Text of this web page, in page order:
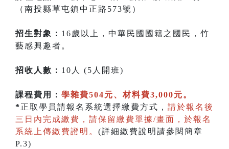
（南投縣草屯鎮中正路573號）
招生對象： 16歲以上，中華民國國籍之國民，竹
藝感興趣者。
招收人數： 10人 (5人開班)
課程費用： 學雜費504元、材料費3,000元。
* 正取學員請報名系統選擇繳費方式， 請於報名後
三日內完成繳費，請保留繳費單據/畫面，於報名
系統上傳繳費證明。 (詳細繳費說明請參閱簡章
P.3)